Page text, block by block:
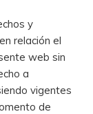
y
relación el
web sin
a
vigentes
de